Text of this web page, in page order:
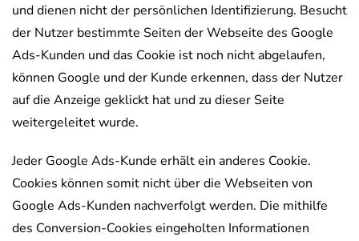
und dienen nicht der persönlichen Identifizierung. Besucht
der Nutzer bestimmte Seiten der Webseite des Google
Ads-Kunden und das Cookie ist noch nicht abgelaufen,
können Google und der Kunde erkennen, dass der Nutzer
auf die Anzeige geklickt hat und zu dieser Seite
weitergeleitet wurde.
Jeder Google Ads-Kunde erhält ein anderes Cookie.
Cookies können somit nicht über die Webseiten von
Google Ads-Kunden nachverfolgt werden. Die mithilfe
des Conversion-Cookies eingeholten Informationen